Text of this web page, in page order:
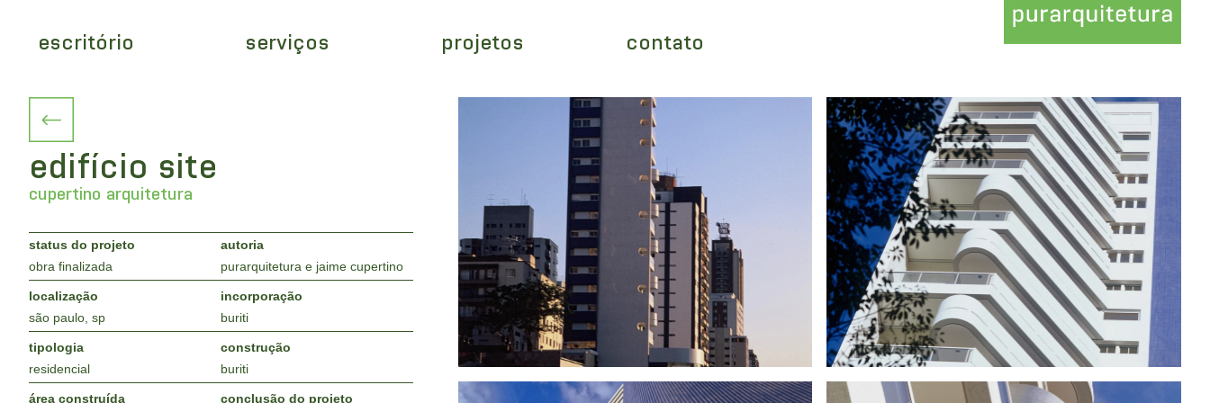
escritório serviços projetos contato
edifício site
cupertino arquitetura
status do projeto
obra finalizada
localização
são paulo, sp
tipologia
residencial
área construída
autoria
purarquitetura e jaime cupertino
incorporação
buriti
construção
buriti
conclusão do projeto